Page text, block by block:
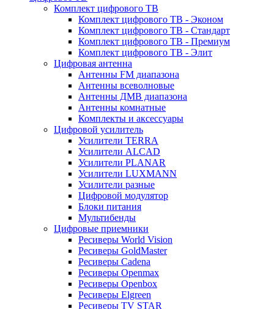
Комплект цифрового ТВ
Комплект цифрового ТВ - Эконом
Комплект цифрового ТВ - Стандарт
Комплект цифрового ТВ - Премиум
Комплект цифрового ТВ - Элит
Цифровая антенна
Антенны FM диапазона
Антенны всеволновые
Антенны ДМВ диапазона
Антенны комнатные
Комплекты и аксессуары
Цифровой усилитель
Усилители TERRA
Усилители ALCAD
Усилители PLANAR
Усилители LUXMANN
Усилители разные
Цифровой модулятор
Блоки питания
Мультибенды
Цифровые приемники
Ресиверы World Vision
Ресиверы GoldMaster
Ресиверы Cadena
Ресиверы Openmax
Ресиверы Openbox
Ресиверы Elgreen
Ресиверы TV STAR